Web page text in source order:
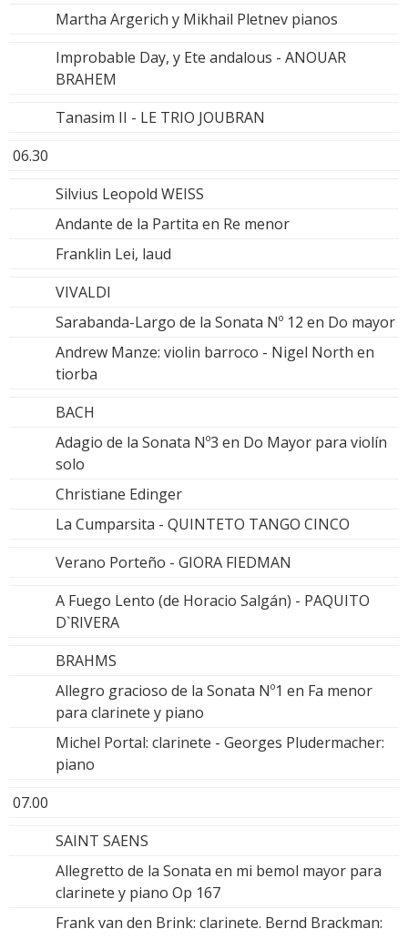
Martha Argerich y Mikhail Pletnev pianos
Improbable Day, y Ete andalous - ANOUAR
BRAHEM
Tanasim II - LE TRIO JOUBRAN
06.30
Silvius Leopold WEISS
Andante de la Partita en Re menor
Franklin Lei, laud
VIVALDI
Sarabanda-Largo de la Sonata Nº 12 en Do mayor
Andrew Manze: violin barroco - Nigel North en
tiorba
BACH
Adagio de la Sonata Nº3 en Do Mayor para violín
solo
Christiane Edinger
La Cumparsita - QUINTETO TANGO CINCO
Verano Porteño - GIORA FIEDMAN
A Fuego Lento (de Horacio Salgán) - PAQUITO
D`RIVERA
BRAHMS
Allegro gracioso de la Sonata Nº1 en Fa menor
para clarinete y piano
Michel Portal: clarinete - Georges Pludermacher:
piano
07.00
SAINT SAENS
Allegretto de la Sonata en mi bemol mayor para
clarinete y piano Op 167
Frank van den Brink: clarinete. Bernd Brackman: